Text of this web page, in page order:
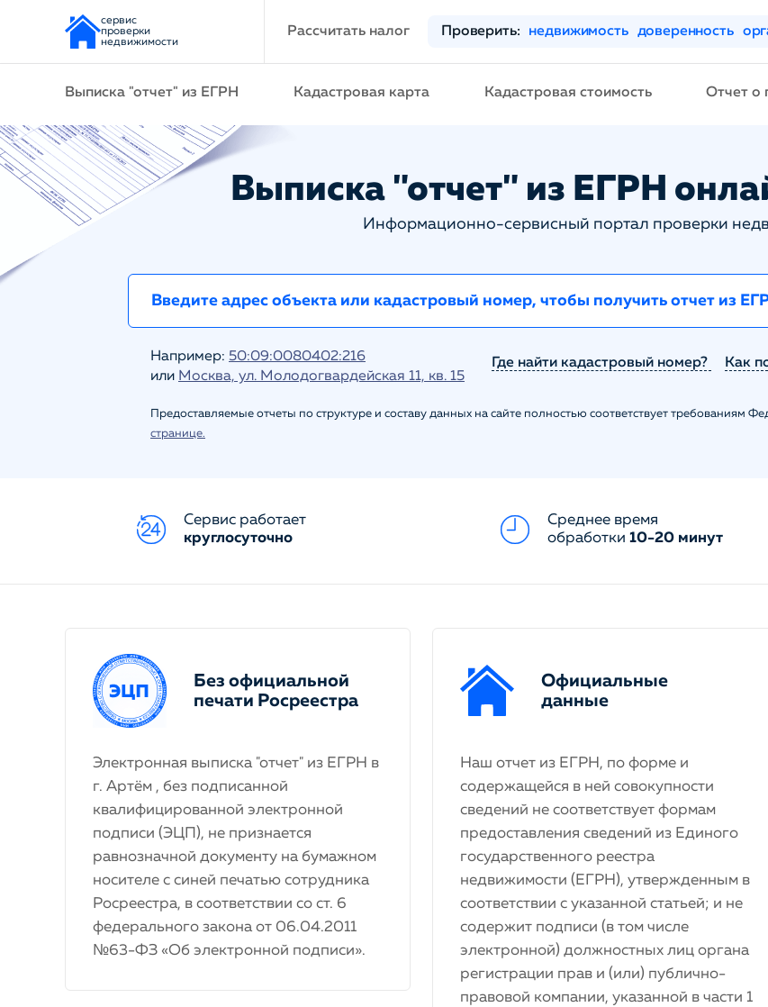
сервис
проверки
недвижимости
Рассчитать налог Проверить: недвижимость доверенность
Выписка "отчет" из ЕГРН Кадастровая карта Кадастровая стоимость Отчет о
Выписка "отчет" из ЕГРН
Информационно-сервисный портал проверки
Например: 50:09:0080402:216
или Москва, ул. Молодогвардейская 11, кв. 15
Где найти кадастровый номер? Как
Предоставляемые отчеты по структуре и составу данных на сайте полностью соответствует требованиям
странице.
Сервис работает
круглосуточно
Среднее время
обработки 10-20 минут
Без официальной
печати Росреестра
Электронная выписка "отчет" из ЕГРН в
г. Артём , без подписанной
квалифицированной электронной
подписи (ЭЦП), не признается
равнозначной документу на бумажном
носителе с синей печатью сотрудника
Росреестра, в соответствии со ст. 6
федерального закона от 06.04.2011
№63-ФЗ «Об электронной подписи».
Официальные
данные
Наш отчет из ЕГРН, по форме и
содержащейся в ней совокупности
сведений не соответствует формам
предоставления сведений из Единого
государственного реестра
недвижимости (ЕГРН), утвержденным в
соответствии с указанной статьей; и не
содержит подписи (в том числе
электронной) должностных лиц органа
регистрации прав и (или) публично-
правовой компании, указанной в части 1